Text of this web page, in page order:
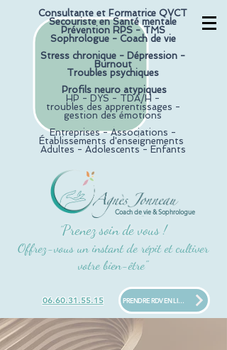
Consultante et Formatrice QVCT
Secouriste en Santé mentale
Prévention RPS - TMS
Sophrologue - Coach de vie
Stress chronique - Dépression -
Burnout
Troubles psychiques
Profils neuro atypiques
HP - DYS - TDA/H -
troubles des apprentissages -
gestion des émotions
Entreprises - Associations -
Établissements d'enseignements
Adultes - Adolescents - Enfants
Coach de vie & Sophrologue
"Prenez soin de vous !
Offrez-vous un instant de répit et cultiver
votre bien-être"
06.60.31.55.15 PRENDRE RDV EN LIGNE